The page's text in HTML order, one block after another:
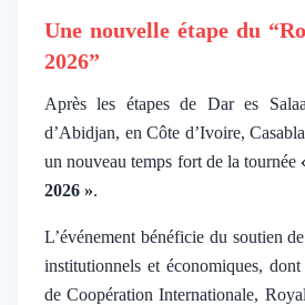
Une nouvelle étape du
2026”
Après les étapes de Dar es
d’Abidjan, en Côte d’Ivoire,
un nouveau temps fort de la tournée
2026 ».
L’événement bénéficie du soutien
institutionnels et économiques,
de Coopération Internationale,